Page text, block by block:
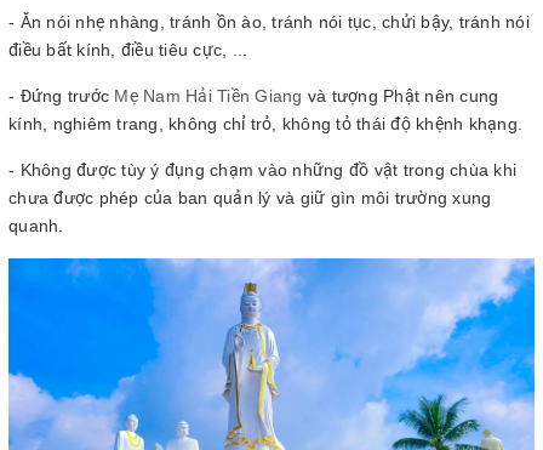
- Ăn nói nhẹ nhàng, tránh ồn ào, tránh nói tục, chửi bậy, tránh nói
điều bất kính, điều tiêu cực, ...
- Đứng trước Mẹ Nam Hải Tiền Giang và tượng Phật nên cung
kính, nghiêm trang, không chỉ trỏ, không tỏ thái độ khệnh khạng.
- Không được tùy ý đụng chạm vào những đồ vật trong chùa khi
chưa được phép của ban quản lý và giữ gìn môi trường xung
quanh.